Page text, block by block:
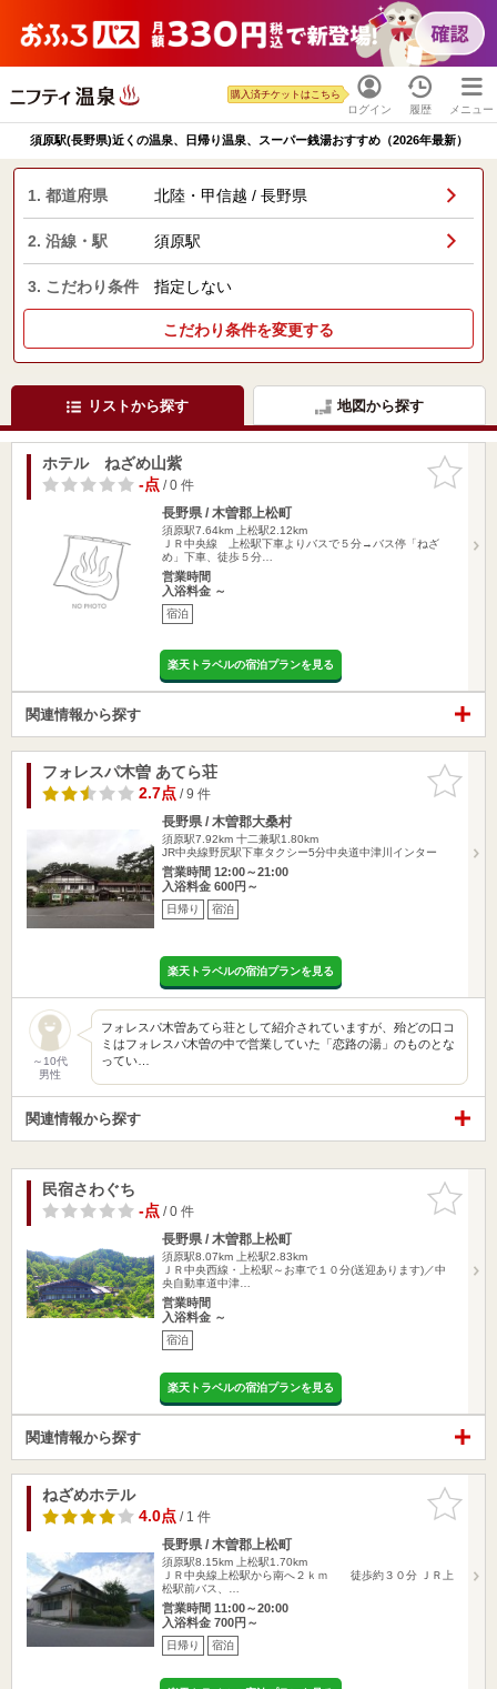
ログイン
購入済チケットはこちら
履歴 メニュー
須原駅(長野県)近くの温泉、日帰り温泉、スーパー銭湯おすすめ（2026年最新）
1. 都道府県 北陸・甲信越 / 長野県
2. 沿線・駅 須原駅
3. こだわり条件 指定しない
こだわり条件を変更する
リストから探す 地図から探す
お気に入
りに追加
ホテル ねざめ山紫
-点/ 0 件
長野県 / 木曽郡上松町
須原駅7.64km
上松駅2.12km
ＪＲ中央線 上松駅下車よりバスで５分→バス停「ねざ
め」下車、徒歩５分…
営業時間
入浴料金 ～
宿泊
楽天トラベルの宿泊プランを見る
関連情報から探す
お気に入
りに追加
フォレスパ木曽 あてら荘
2.7点/ 9 件
長野県 / 木曽郡大桑村
須原駅7.92km 十二兼駅1.80km
JR中央線野尻駅下車タクシー5分中央道中津川インター
営業時間 12:00～21:00
入浴料金 600円～
日帰り 宿泊
楽天トラベルの宿泊プランを見る
～10代
男性
フォレスパ木曽あてら荘として紹介されていますが、殆どの口コ
ミはフォレスパ木曽の中で営業していた「恋路の湯」のものとな
ってい…
関連情報から探す
お気に入
りに追加
民宿さわぐち
-点/ 0 件
長野県 / 木曽郡上松町
須原駅8.07km
上松駅2.83km
ＪＲ中央西線・上松駅～お車で１０分(送迎あります)／中
央自動車道中津…
営業時間
入浴料金 ～
宿泊
楽天トラベルの宿泊プランを見る
関連情報から探す
お気に入
りに追加
ねざめホテル
4.0点/ 1 件
長野県 / 木曽郡上松町
須原駅8.15km
上松駅1.70km
ＪＲ中央線上松駅から南へ２ｋｍ 徒歩約３０分 ＪＲ上
松駅前バス、…
営業時間 11:00～20:00
入浴料金 700円～
日帰り 宿泊